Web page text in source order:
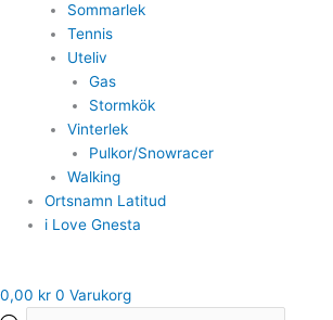
Sommarlek
Tennis
Uteliv
Gas
Stormkök
Vinterlek
Pulkor/Snowracer
Walking
Ortsnamn Latitud
i Love Gnesta
0,00 kr 0 Varukorg